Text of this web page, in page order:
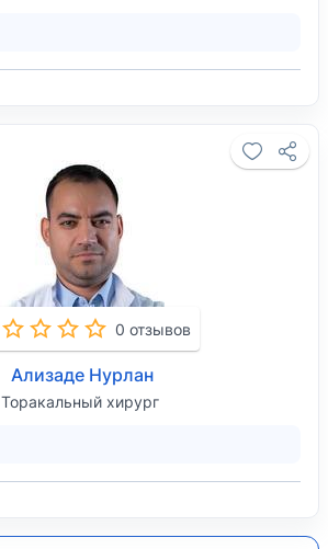
0 отзывов
Ализаде Нурлан
Торакальный хирург